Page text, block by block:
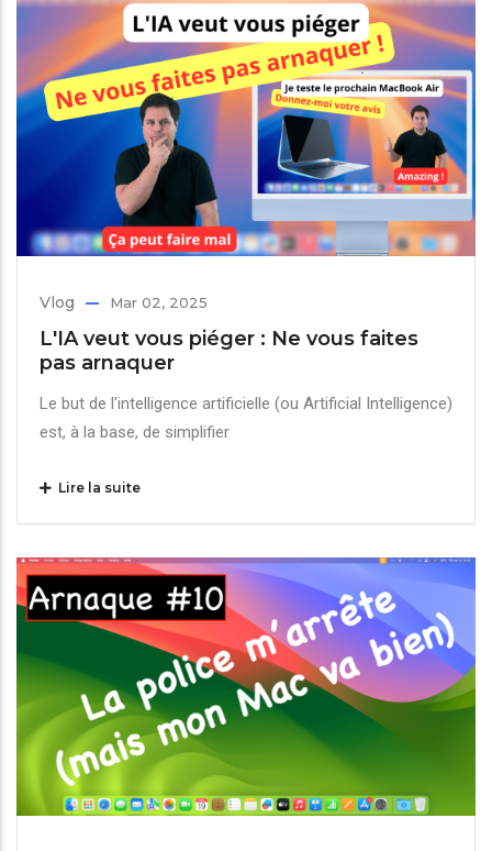
Vlog Mar 02, 2025
L'IA veut vous piéger : Ne vous faites
pas arnaquer
Le but de l'intelligence artificielle (ou Artificial Intelligence)
est, à la base, de simplifier
Lire la suite